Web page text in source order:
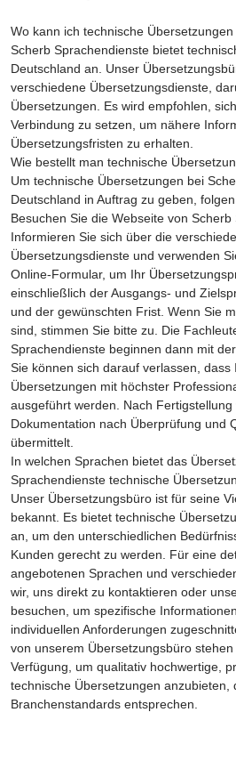
Wo kann ich technische
Scherb Sprachendienste bietet
Deutschland an. Unser
verschiedene Übersetzungsdienste,
Übersetzungen. Es wird empfohlen,
Verbindung zu setzen, um nähere
Übersetzungsfristen zu erhalten.
Wie bestellt man technische
Um technische Übersetzungen bei
Deutschland in Auftrag zu geben,
Besuchen Sie die Webseite von Scherb
Informieren Sie sich über die
Übersetzungsdienste und verwenden
Online-Formular, um Ihr
einschließlich der Ausgangs- und
und der gewünschten Frist. Wenn Sie
sind, stimmen Sie bitte zu. Die
Sprachendienste beginnen dann mit
Sie können sich darauf verlassen, dass
Übersetzungen mit höchster
ausgeführt werden. Nach
Dokumentation nach Überprüfung und
übermittelt.
In welchen Sprachen bietet das
Sprachendienste technische
Unser Übersetzungsbüro ist für seine
bekannt. Es bietet technische
an, um den unterschiedlichen
Kunden gerecht zu werden. Für eine
angebotenen Sprachen und
wir, uns direkt zu kontaktieren oder
besuchen, um spezifische
individuellen Anforderungen
von unserem Übersetzungsbüro
Verfügung, um qualitativ hochwertige,
technische Übersetzungen anzubieten,
Branchenstandards entsprechen.